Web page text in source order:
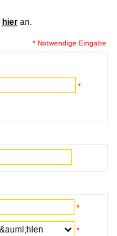
hieran.
* Notwendige Eingabe
*
*
*